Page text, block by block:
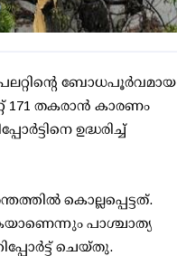
ബോധപൂർവമായ
171 തകരാൻ കാരണം
ഉദ്ധരിച്ച്
കൊല്ലപ്പെട്ടത്.
പാശ്ചാത്യ
ചെയ്തു.